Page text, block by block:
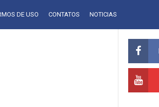
DE USO CONTATOS NOTICIAS